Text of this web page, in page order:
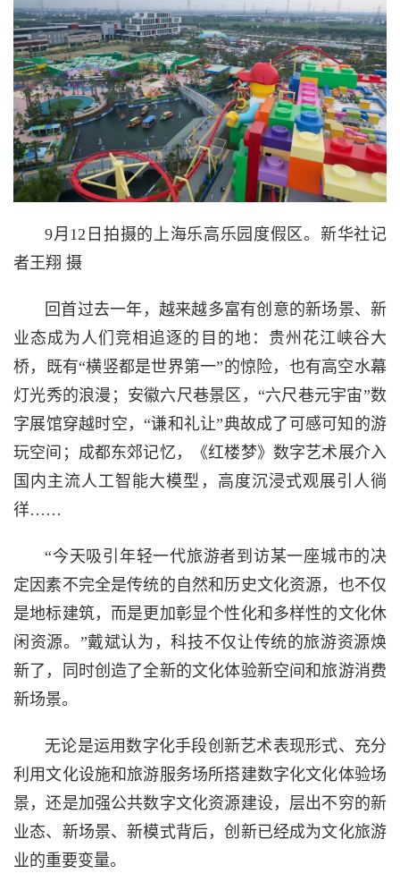
9月12日拍摄的上海乐高乐园度假区。新华社记
者王翔 摄
回首过去一年，越来越多富有创意的新场景、新
业态成为人们竞相追逐的目的地：贵州花江峡谷大
桥，既有“横竖都是世界第一”的惊险，也有高空水幕
灯光秀的浪漫；安徽六尺巷景区，“六尺巷元宇宙”数
字展馆穿越时空，“谦和礼让”典故成了可感可知的游
玩空间；成都东郊记忆，《红楼梦》数字艺术展介入
国内主流人工智能大模型，高度沉浸式观展引人徜
徉……
“今天吸引年轻一代旅游者到访某一座城市的决
定因素不完全是传统的自然和历史文化资源，也不仅
是地标建筑，而是更加彰显个性化和多样性的文化休
闲资源。”戴斌认为，科技不仅让传统的旅游资源焕
新了，同时创造了全新的文化体验新空间和旅游消费
新场景。
无论是运用数字化手段创新艺术表现形式、充分
利用文化设施和旅游服务场所搭建数字化文化体验场
景，还是加强公共数字文化资源建设，层出不穷的新
业态、新场景、新模式背后，创新已经成为文化旅游
业的重要变量。